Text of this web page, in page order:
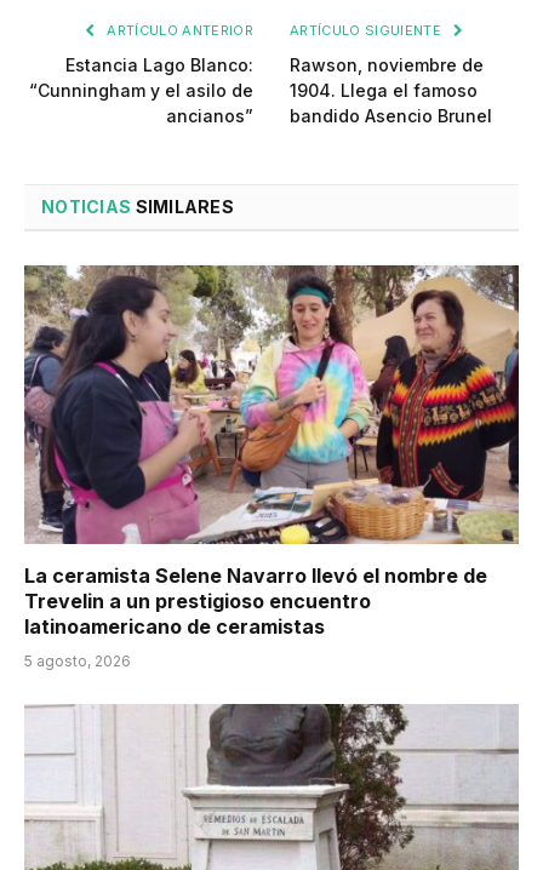
ARTÍCULO ANTERIOR
Estancia Lago Blanco:
“Cunningham y el asilo de
ancianos”
ARTÍCULO SIGUIENTE
Rawson, noviembre de
1904. Llega el famoso
bandido Asencio Brunel
NOTICIAS SIMILARES
La ceramista Selene Navarro llevó el nombre de
Trevelin a un prestigioso encuentro
latinoamericano de ceramistas
5 agosto, 2026